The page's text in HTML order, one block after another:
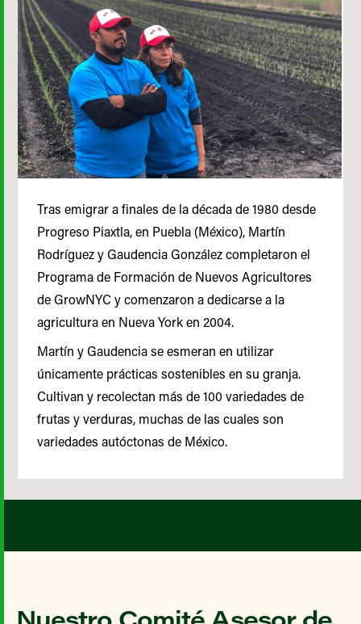
Tras emigrar a finales de la década de 1980 desde
Progreso Piaxtla, en Puebla (México), Martín
Rodríguez y Gaudencia González completaron el
Programa de Formación de Nuevos Agricultores
de GrowNYC y comenzaron a dedicarse a la
agricultura en Nueva York en 2004.
Martín y Gaudencia se esmeran en utilizar
únicamente prácticas sostenibles en su granja.
Cultivan y recolectan más de 100 variedades de
frutas y verduras, muchas de las cuales son
variedades autóctonas de México.